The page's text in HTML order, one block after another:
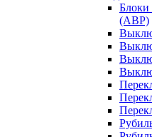
Блоки
(АВР)